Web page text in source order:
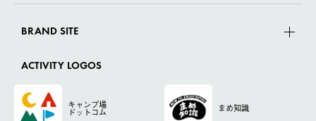
BRAND SITE
ACTIVITY LOGOS
キャンプ場
ドットコム まめ知識